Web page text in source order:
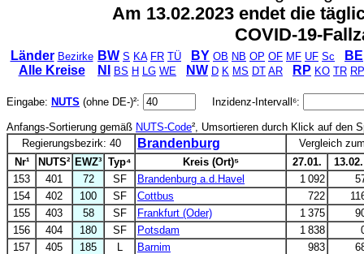
Am 13.02.2023 endet die
COVID-19-
Länder Bezirke
Alle Kreise
BW S KA FR TÜ BY OB NB OP OF MF UF Sc
BE
NI
BS H LG WE NW D K MS DT AR RP KO TR RP
Eingabe: NUTS (ohne DE-)²: Inzidenz-Intervall⁶:
Anfangs-Sortierung gemäß NUTS-Code², Umsortieren durch Klick auf den
Regierungsbezirk: 40
Brandenburg
Vergleich
Nr¹
NUTS² EWZ³ Typ⁴ Kreis (Ort)⁵ 27.01.
13.02.
153
401 72 SF Brandenburg a.d.Havel 1 092
154
402 100 SF Cottbus 722
155
403 58 SF Frankfurt (Oder) 1 375
156
404 180 SF Potsdam 1 838
157
405 185 L Barnim 983